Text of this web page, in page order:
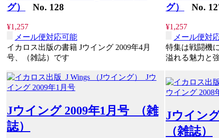
グ）
No. 128
¥1,257
メール便対応可能
イカロス出版の書籍 Jウイング 2009年4月
号、（雑誌）です
グ）
No.
¥1,257
メール便対
特集は戦闘機
溢れる魅力と
Jウイング 2009年1月号 （雑
誌）
Jウイン
（雑誌）